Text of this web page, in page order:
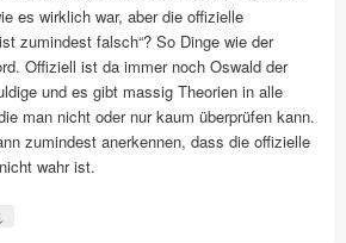
es wirklich war, aber die offizielle
zumindest falsch“? So Dinge wie der
Offiziell ist da immer noch Oswald der
und es gibt massig Theorien in alle
man nicht oder nur kaum überprüfen kann.
zumindest anerkennen, dass die offizielle
wahr ist.